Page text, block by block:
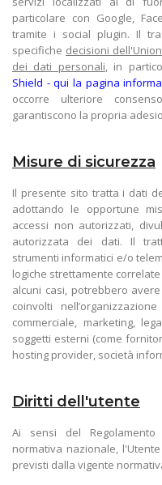
particolare con Google,
tramite i social plugin. Il
specifiche decisioni
dei dati personali, in
Shield - qui la pagina
occorre ulteriore
garantiscono la propria
Misure di sicurezza
Il presente sito tratta i dati
adottando le opportune
accessi non autorizzati,
autorizzata dei dati. Il
strumenti informatici e/o
logiche strettamente
alcuni casi, potrebbero
coinvolti
commerciale, marketing,
soggetti esterni (come
hosting provider, società
Diritti dell'utente
Ai sensi del Regolamento
normativa nazionale,
previsti dalla vigente